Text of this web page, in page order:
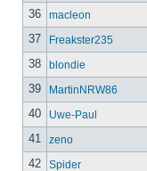
36 macleon
37 Freakster235
38 blondie
39 MartinNRW86
40 Uwe-Paul
41 zeno
42 Spider